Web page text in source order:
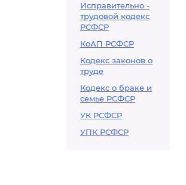
Исправительно -
трудовой кодекс
РСФСР
КоАП РСФСР
Кодекс законов о
труде
Кодекс о браке и
семье РСФСР
УК РСФСР
УПК РСФСР